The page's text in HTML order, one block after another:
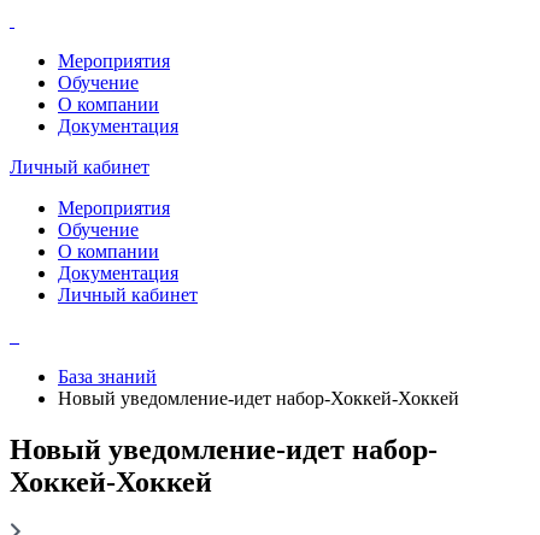
Мероприятия
Обучение
О компании
Документация
Личный кабинет
Мероприятия
Обучение
О компании
Документация
Личный кабинет
База знаний
Новый уведомление-идет набор-Хоккей-Хоккей
Новый уведомление-идет набор-
Хоккей-Хоккей